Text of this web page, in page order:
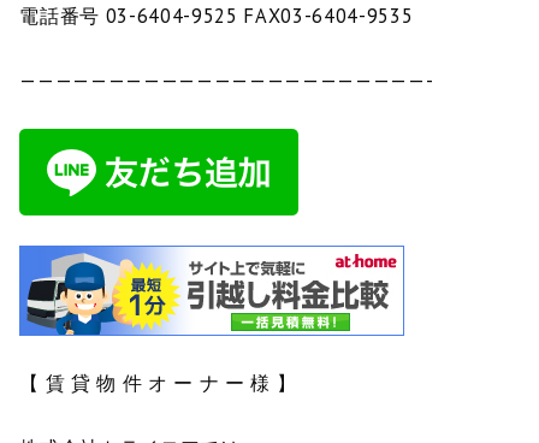
電話番号 03-6404-9525 FAX03-6404-9535
———————————————————————-
【 賃 貸 物 件 オ ー ナ ー 様 】